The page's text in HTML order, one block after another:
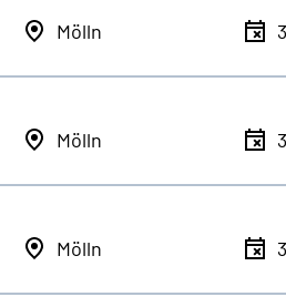
Mölln
Mölln
Mölln